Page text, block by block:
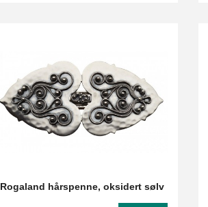
Rogaland hårspenne, oksidert sølv